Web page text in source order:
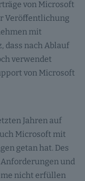
von Microsoft
Veröffentlichung
mit
dass nach Ablauf
verwendet
von Microsoft
Jahren auf
Microsoft mit
getan hat. Des
und
nicht erfüllen